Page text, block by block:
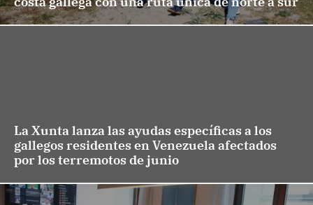
La Xunta lanza las ayudas específicas a los
gallegos residentes en Venezuela afectados
por los terremotos de junio